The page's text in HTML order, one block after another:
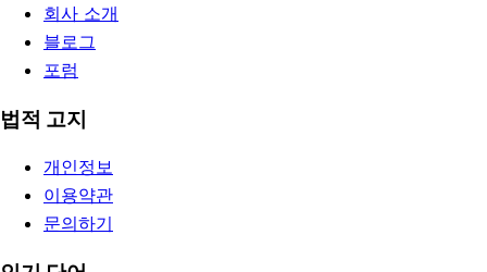
회사 소개
블로그
포럼
법적 고지
개인정보
이용약관
문의하기